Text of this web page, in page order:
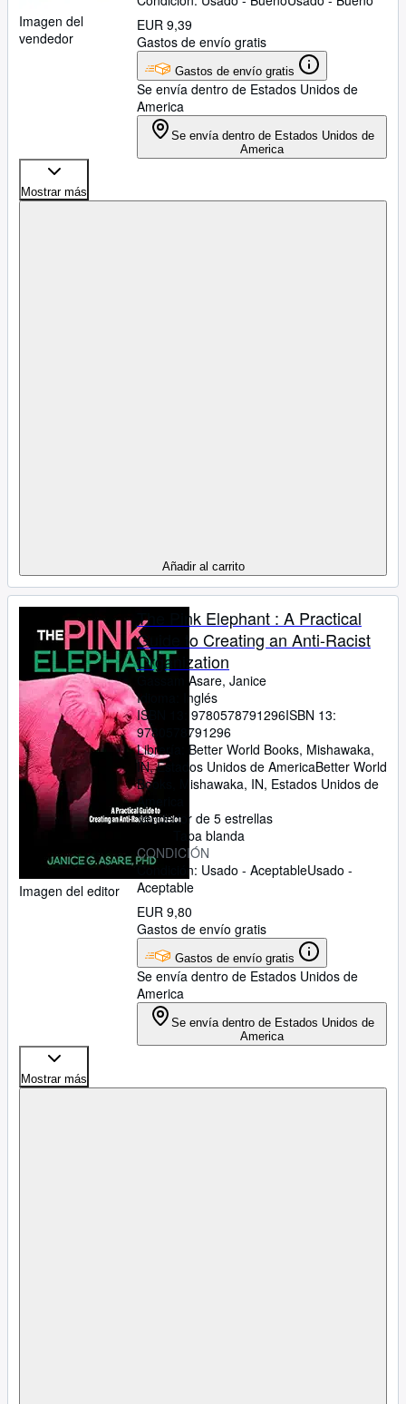
Imagen del
vendedor
EUR 9,39
Gastos de envío gratis
Gastos de envío gratis
Se envía dentro de Estados Unidos de
America
Se envía dentro de Estados Unidos de
America
Mostrar más
Añadir al carrito
Imagen del editor
The Pink Elephant : A Practical
Guide to Creating an Anti-Racist
Organization
Gassam Asare, Janice
Idioma: Inglés
ISBN 13: 9780578791296ISBN 13:
9780578791296
Librería: Better World Books, Mishawaka,
IN, Estados Unidos de AmericaBetter World
Books
Mishawaka, IN, Estados Unidos de
America
Vendedor de 5 estrellas
Tapa blanda
CONDICIÓN
Condición: Usado - AceptableUsado -
Aceptable
EUR 9,80
Gastos de envío gratis
Gastos de envío gratis
Se envía dentro de Estados Unidos de
America
Se envía dentro de Estados Unidos de
America
Mostrar más